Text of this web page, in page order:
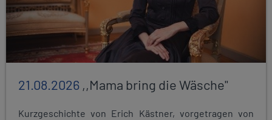
21.08.2026 ,,Mama bring die Wäsche"
Kurzgeschichte von Erich Kästner, vorgetragen von